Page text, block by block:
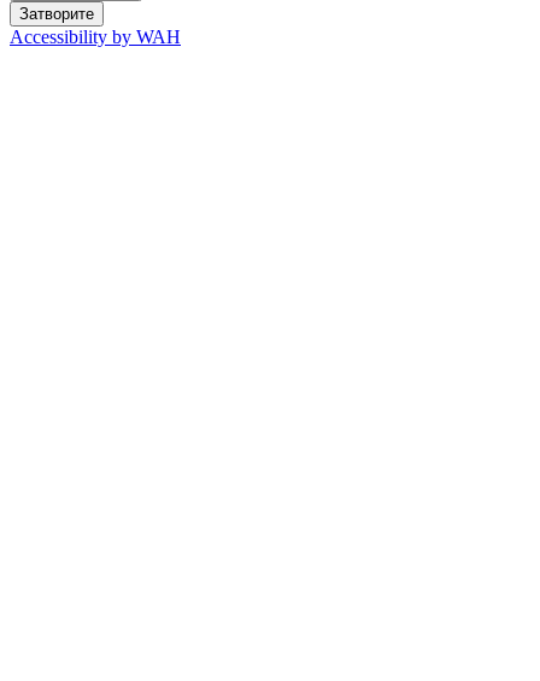
Затворите
Accessibility by WAH